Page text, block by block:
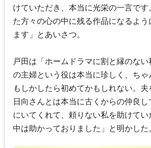
けていただき、本当に光栄の一言で
た方々の心の中に残る作品になるよう
ます」とあいさつ。
戸田は「ホームドラマに割と縁のな
の主婦という役は本当に珍しく、ち
もしかしたら初めてかもしれない。
日向さんとは本当に古くからの仲良
にいてくれて、頼りない私を助けて
中は助かっておりました」と明かした。